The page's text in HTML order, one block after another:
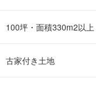
100坪・面積330m2以上
古家付き土地